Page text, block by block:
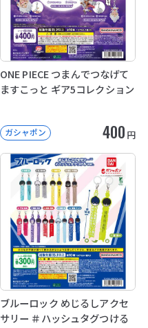
ONE PIECE つまんでつなげて
ますこっと ギア5コレクション
ガシャポン 400 円
ブルーロック めじるしアクセ
サリー ＃ハッシュタグつける